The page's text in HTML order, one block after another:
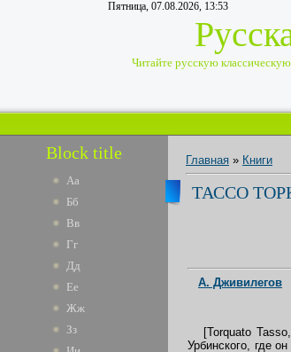
Пятница, 07.08.2026, 13:53
Читайте русскую
Block title
Аа
Бб
Вв
Гг
Дд
Ее
Жж
Зз
Главная » Книги
ТАССО
А. Дживилегов
[Torquato Tasso,
Урбинского, где